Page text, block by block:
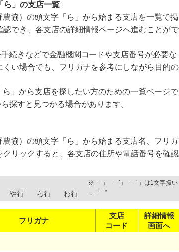
ら」の支店一覧
協）の頭文字「ら」から始まる支店を一覧で掲
でき、各支店の詳細情報ページへ進むことがで
続きなどで金融機関コードや支店番号が必要な
い場合でも、フリガナを参考にしながら目的の
」から支店を探したい方のための一覧ページで
探すと見つかる場合があります。
協）の頭文字「ら」から始まる支店名、フリガ
リックすると、各支店の住所や電話番号を確認
※「-」「゛」「゜」は1文字扱い
や行 ら行 わ行 -゛゜
フリガナ
支店
コード
詳細情報
画面へ